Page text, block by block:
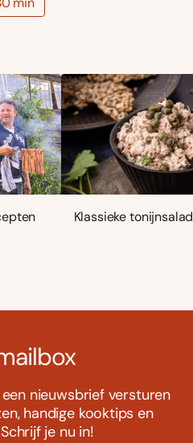
Klassieke
nieuwsbrief versturen
handige kooktips en
je nu in!